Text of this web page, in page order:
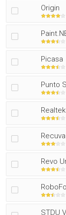
Origin
Picasa
Punto
Recuva
Revo
STDU